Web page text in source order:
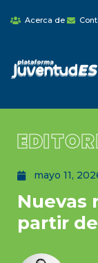
Acerca de
mayo 11,
Nuevas
partir